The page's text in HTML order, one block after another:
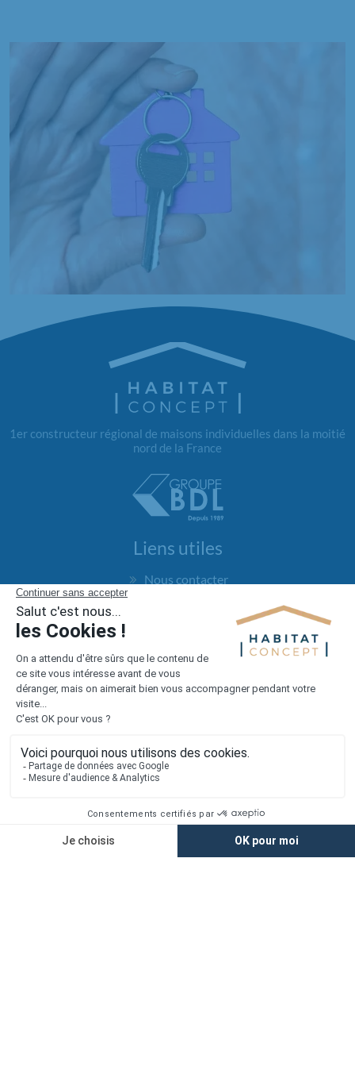
1er constructeur régional de maisons individuelles dans la moitié
nord de la France
Liens utiles
Nous contacter
Vie privée
Plan du site
Accès rapide
Nos agences
Maisons + Terrains